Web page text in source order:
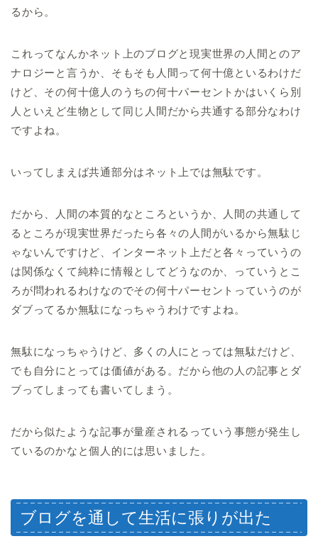
るから。
これってなんかネット上のブログと現実世界の人間とのア
ナロジーと言うか、そもそも人間って何十億といるわけだ
けど、その何十億人のうちの何十パーセントかはいくら別
人といえど生物として同じ人間だから共通する部分なわけ
ですよね。
いってしまえば共通部分はネット上では無駄です。
だから、人間の本質的なところというか、人間の共通して
るところが現実世界だったら各々の人間がいるから無駄じ
ゃないんですけど、インターネット上だと各々っていうの
は関係なくて純粋に情報としてどうなのか、っていうとこ
ろが問われるわけなのでその何十パーセントっていうのが
ダブってるか無駄になっちゃうわけですよね。
無駄になっちゃうけど、多くの人にとっては無駄だけど、
でも自分にとっては価値がある。だから他の人の記事とダ
ブってしまっても書いてしまう。
だから似たような記事が量産されるっていう事態が発生し
ているのかなと個人的には思いました。
ブログを通して生活に張りが出た